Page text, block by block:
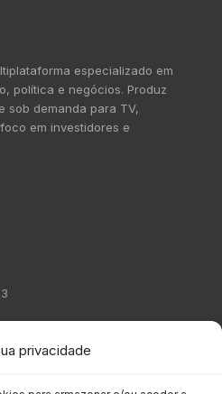
privacidade
especializado em
política e negócios. Produz
sob demanda para TV,
em investidores e